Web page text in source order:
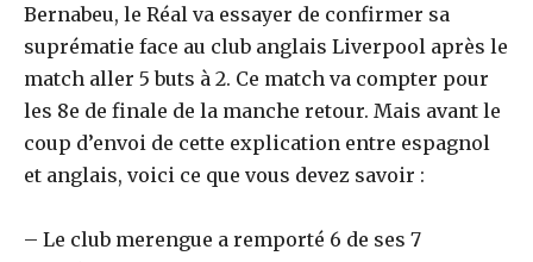
Bernabeu, le Réal va essayer de confirmer sa
suprématie face au club anglais Liverpool après le
match aller 5 buts à 2. Ce match va compter pour
les 8e de finale de la manche retour. Mais avant le
coup d’envoi de cette explication entre espagnol
et anglais, voici ce que vous devez savoir :
– Le club merengue a remporté 6 de ses 7